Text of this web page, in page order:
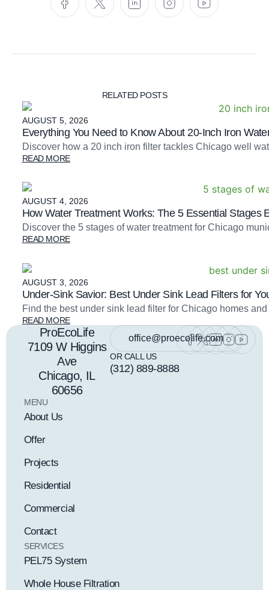
RELATED POSTS
AUGUST 5, 2026
Everything You Need to Know About 20-Inch Iron
Discover how a 20 inch iron filter tackles Chicago well
READ MORE
AUGUST 4, 2026
How Water Treatment Works: The 5 Essential Stages
Discover the 5 stages of water treatment for Chicago
READ MORE
AUGUST 3, 2026
Under-Sink Savior: Best Under Sink Lead Filters for
Find the best under sink lead filter for Chicago homes
READ MORE
ProEcoLife
7109 W Higgins
Ave
Chicago, IL
60656
office@proecolife.com
OR CALL US
(312) 889-8888
MENU
About Us
Offer
Projects
Residential
Commercial
Contact
SERVICES
PEL75 System
Whole House Filtration